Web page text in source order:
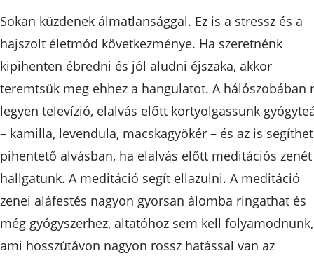
Sokan küzdenek álmatlansággal. Ez is a stressz és a
hajszolt életmód következménye. Ha szeretnénk
kipihenten ébredni és jól aludni éjszaka, akkor
teremtsük meg ehhez a hangulatot. A hálószobában
legyen televízió, elalvás előtt kortyolgassunk
– kamilla, levendula, macskagyökér – és az is
pihentető alvásban, ha elalvás előtt meditációs zenét
hallgatunk. A meditáció segít ellazulni. A meditáció
zenei aláfestés nagyon gyorsan álomba ringathat és
még gyógyszerhez, altatóhoz sem kell folyamodnunk,
ami hosszútávon nagyon rossz hatással van az